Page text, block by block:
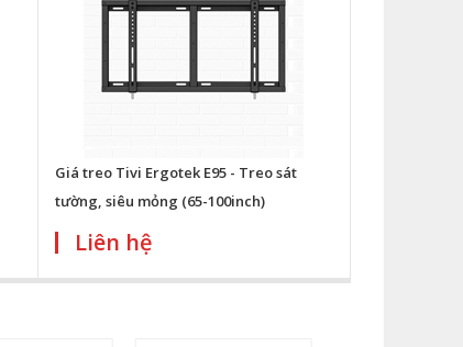
Giá treo Tivi Ergotek E95 - Treo sát
tường, siêu mỏng (65-100inch)
Liên hệ